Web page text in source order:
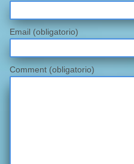
Email (obligatorio)
Comment (obligatorio)